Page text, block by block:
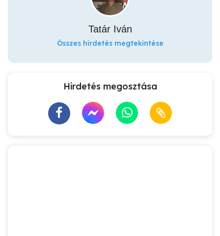
Tatár Iván
Összes hirdetés megtekintése
Hirdetés megosztása